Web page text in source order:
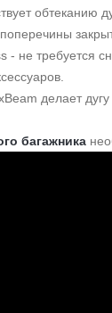
обтеканию
не требуется
делает
багажника